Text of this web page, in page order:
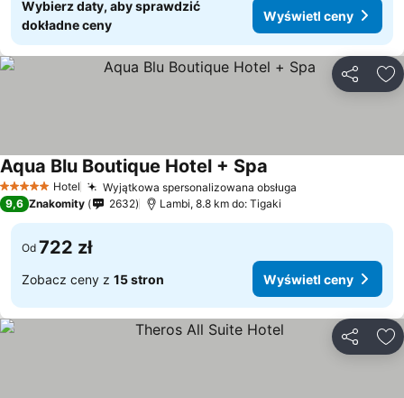
Wybierz daty, aby sprawdzić
dokładne ceny
Wyświetl ceny
5 KategoriaHotel Wyjątkowa spersonalizowana obsługa
Aqua Blu Boutique Hotel + Spa
9,6 Znakomity 2632 Lambi, 8.8 km do: Tigaki
Od 722 zł
Zobacz ceny z 15 stron Wyświetl ceny